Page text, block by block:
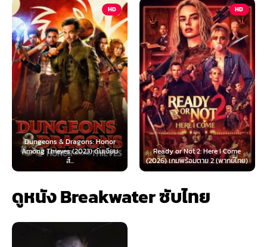
HD
& Dragons: Honor
Thieves (2023) ดันเจียน
HD
Ready or Not 2: Here I Come
(2026) เกมพร้อมตาย 2 (พากย์ไทย)
Now You
ดูหนัง Breakwater ซับไทย